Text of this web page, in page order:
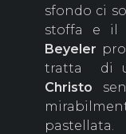
sfondo ci
stoffa e il
Beyeler
tratta di
Christo